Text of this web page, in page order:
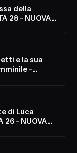
della
28 - NUOVA
e la sua
-
di Luca
26 - NUOVA